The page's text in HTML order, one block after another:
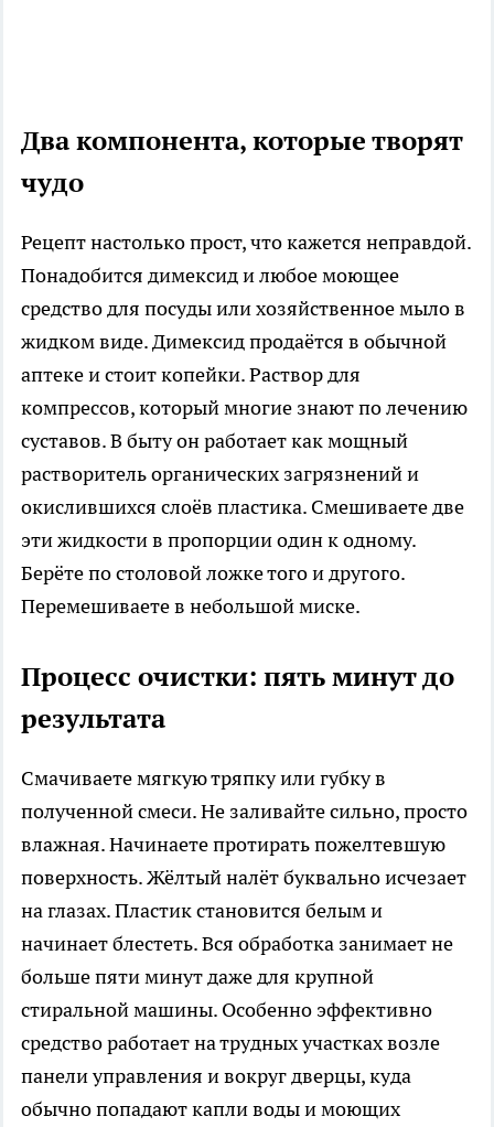
Два компонента, которые творят
чудо
Рецепт настолько прост, что кажется неправдой.
Понадобится димексид и любое моющее
средство для посуды или хозяйственное мыло в
жидком виде. Димексид продаётся в обычной
аптеке и стоит копейки. Раствор для
компрессов, который многие знают по лечению
суставов. В быту он работает как мощный
растворитель органических загрязнений и
окислившихся слоёв пластика. Смешиваете две
эти жидкости в пропорции один к одному.
Берёте по столовой ложке того и другого.
Перемешиваете в небольшой миске.
Процесс очистки: пять минут до
результата
Смачиваете мягкую тряпку или губку в
полученной смеси. Не заливайте сильно, просто
влажная. Начинаете протирать пожелтевшую
поверхность. Жёлтый налёт буквально исчезает
на глазах. Пластик становится белым и
начинает блестеть. Вся обработка занимает не
больше пяти минут даже для крупной
стиральной машины. Особенно эффективно
средство работает на трудных участках возле
панели управления и вокруг дверцы, куда
обычно попадают капли воды и моющих